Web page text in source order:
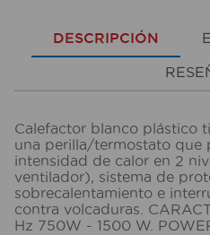
DESCRIPCIÓN
Calefactor blanco plástico
una perilla/termostato que
intensidad de calor en 2
ventilador), sistema de
sobrecalentamiento e
contra volcaduras.
Hz 750W - 1500 W.